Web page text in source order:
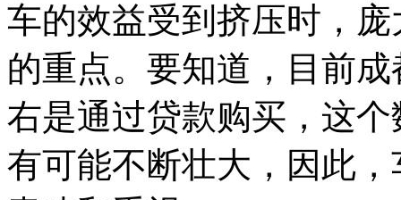
车的效益受到挤压时，
的重点。要知道，目前
右是通过贷款购买，这
有可能不断壮大，因此